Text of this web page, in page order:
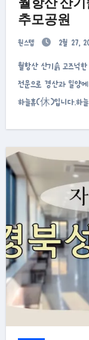
추모공원
원스텝 2월 27,
월항산 산기슭 고즈넉한 안식처 삼광사추모공원안녕하십니까 장례와 장지를
전문으로 경산과 밀양
하늘휴(休)입니다.하